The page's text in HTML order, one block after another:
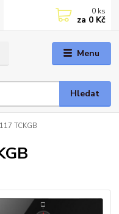
Menu
Hledat
0 ks
za 0 Kč
TCKGB